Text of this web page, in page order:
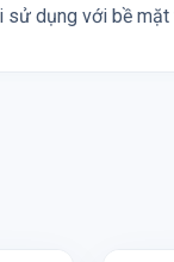
sử dụng với bề mặt